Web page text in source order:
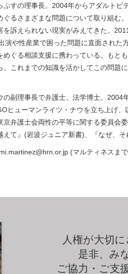
ぷすの理事長。2004年からアダルト
ぐるさまざまな問題について取り組む
を訴えられない現実がみえてきた。
演や性産業で困った問題に直面され
めぐる相談支援に携わっている。もと
これまでの知識を活かしてこの問題に
の副理事長で弁護士、法学博士。
ヒューマンライツ・ナウを立ち上げ
京弁護士会両性の平等に関する委員会
て』(岩波ジュニア新書)、『なぜ、
(マルティネスまで
人権が大切
是非、み
ご協力・ご支